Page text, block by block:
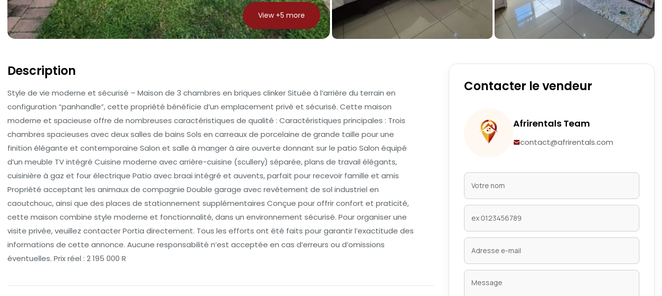
View +5 more
Description
Style de vie moderne et sécurisé – Maison de 3 chambres en briques clinker Située à l’arrière du terrain en
configuration “panhandle”, cette propriété bénéficie d’un emplacement privé et sécurisé. Cette maison
moderne et spacieuse offre de nombreuses caractéristiques de qualité : Caractéristiques principales : Trois
chambres spacieuses avec deux salles de bains Sols en carreaux de porcelaine de grande taille pour une
finition élégante et contemporaine Salon et salle à manger à aire ouverte donnant sur le patio Salon équipé
d’un meuble TV intégré Cuisine moderne avec arrière-cuisine (scullery) séparée, plans de travail élégants,
cuisinière à gaz et four électrique Patio avec braai intégré et auvents, parfait pour recevoir famille et amis
Propriété acceptant les animaux de compagnie Double garage avec revêtement de sol industriel en
caoutchouc, ainsi que des places de stationnement supplémentaires Conçue pour offrir confort et praticité,
cette maison combine style moderne et fonctionnalité, dans un environnement sécurisé. Pour organiser une
visite privée, veuillez contacter Portia directement. Tous les efforts ont été faits pour garantir l’exactitude des
informations de cette annonce. Aucune responsabilité n’est acceptée en cas d’erreurs ou d’omissions
éventuelles. Prix réel : 2 195 000 R
Contacter le vendeur
Afrirentals Team
contact@afrirentals.com